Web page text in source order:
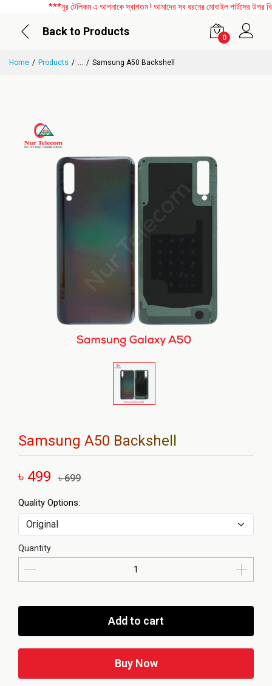
***নূর টেলিকম এ আপনাকে স্বাগতম ! আমাদের সব ধরনের মোবাইল পার্টসের উপর
Back to Products
0
Home Products ... Samsung A50 Backshell
Samsung A50 Backshell
৳ 499 ৳ 699
Quality Options:
Quantity
Add to cart
Buy Now